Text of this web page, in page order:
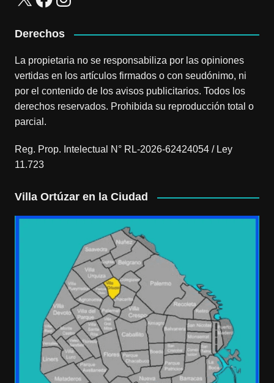
Derechos
La propietaria no se responsabiliza por las opiniones
vertidas en los artículos firmados o con seudónimo, ni
por el contenido de los avisos publicitarios. Todos los
derechos reservados. Prohibida su reproducción total o
parcial.
Reg. Prop. Intelectual N° RL-2026-62424054 / Ley
11.723
Villa Ortúzar en la Ciudad